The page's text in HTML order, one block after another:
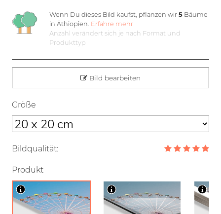
Wenn Du dieses Bild kaufst, pflanzen wir5 Bäume
in Äthiopien. Erfahre mehr
Anzahl verändert sich je nach Format und
Produkttyp
Bild bearbeiten
Größe
Bildqualität:
Produkt